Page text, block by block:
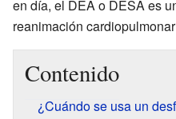
en día, el DEA o DESA es
reanimación
Contenido
¿Cuándo se usa un